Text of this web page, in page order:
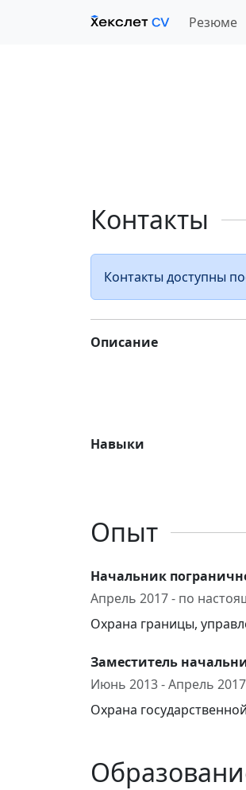
Резюме
Контакты
Контакты доступны
Описание
Навыки
Опыт
Начальник
Апрель 2017 - по
Охрана границы,
Заместитель
Июнь 2013 - Апрель 2017
Охрана